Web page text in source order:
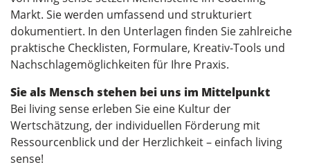
Markt. Sie werden umfassend und strukturiert
dokumentiert. In den Unterlagen finden Sie zahlreiche
praktische Checklisten, Formulare, Kreativ-Tools und
Nachschlagemöglichkeiten für Ihre Praxis.
Sie als Mensch stehen bei uns im Mittelpunkt
Bei living sense erleben Sie eine Kultur der
Wertschätzung, der individuellen Förderung mit
Ressourcenblick und der Herzlichkeit – einfach living
sense!